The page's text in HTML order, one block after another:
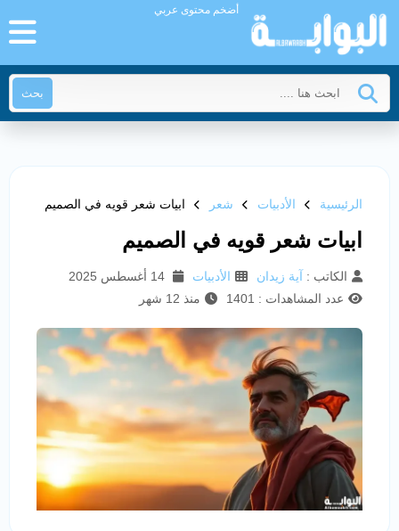
أضخم محتوى عربي
بحث
الرئيسية الأدبيات شعر ابيات شعر قويه في الصميم
ابيات شعر قويه في الصميم
الكاتب : آية زيدان الأدبيات
عدد المشاهدات : 1401
منذ 12 شهر